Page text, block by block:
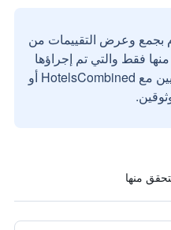
بجمع وعرض التقييمات من
فقط والتي تم إجراؤها
بواسطة مستخدمين حقيقيين مع HotelsCombined أو